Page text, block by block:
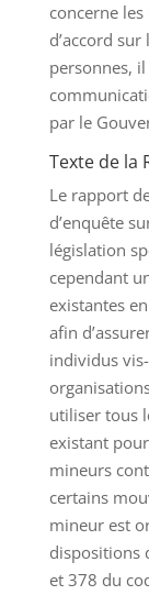
concerne
d’accord
personnes,
par le
Texte de la
Le rapport
d’enquête
législation
cependant
existantes
afin
individus
utiliser tous
existant
mineurs
certains
mineur est
dispositions
et 378 du